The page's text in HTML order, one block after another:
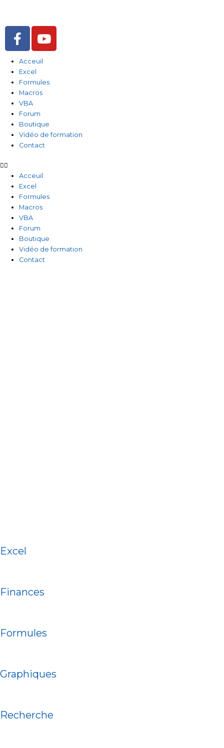
contenu
F
a
c
e
b
o
o
k
-
f
Y
o
u
Acceuil
Excel
Formules
Macros
VBA
Forum
Boutique
Vidéo de formation
Contact
Acceuil
Excel
Formules
Macros
VBA
Forum
Boutique
Vidéo de formation
Contact
Excel
Finances
Formules
Graphiques
Recherche